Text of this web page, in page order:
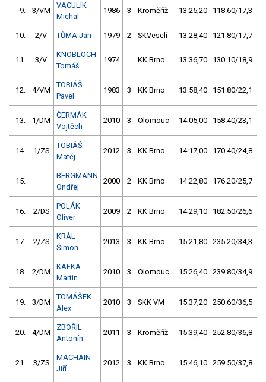
9. 3/VM
VACULÍK
Michal
1986 3 Kroměříž 13:25,20 118.60/17,3
10. 2/V TŮMA Jan 1979 2 SKVeselí 13:28,40 121.80/17,7
11. 3/V
KNOBLOCH
Tomáš
1974 KK Brno 13:36,70 130.10/18,9
12. 4/VM
TOBIÁŠ
Pavel
1983 3 KK Brno 13:58,40 151.80/22,1
13. 1/DM
ČERMÁK
Vojtěch
2010 3 Olomouc 14:05,00 158.40/23,1
14. 1/ZS
TOBIÁŠ
Matěj
2012 3 KK Brno 14:17,00 170.40/24,8
15.
BERGMANN
Ondřej
2000 2 KK Brno 14:22,80 176.20/25,7
16. 2/DS
POLÁK
Oliver
2009 2 KK Brno 14:29,10 182.50/26,6
17. 2/ZS
KRÁL
Šimon
2013 3 KK Brno 15:21,80 235.20/34,3
18. 2/DM
KAFKA
Martin
2010 3 Olomouc 15:26,40 239.80/34,9
19. 3/DM
TOMÁŠEK
Alex
2010 3 SKK VM 15:37,20 250.60/36,5
20. 4/DM
ZBOŘIL
Antonín
2011 3 Kroměříž 15:39,40 252.80/36,8
21. 3/ZS
MACHAIN
Jiří
2012 3 KK Brno 15:46,10 259.50/37,8